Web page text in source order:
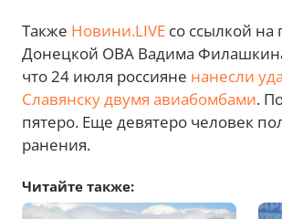
Также Новини.LIVE со ссылкой на
Донецкой ОВА Вадима
что 24 июля россияне нанесли
Славянску двумя авиабомбами.
пятеро. Еще девятеро человек
ранения.
Читайте также: